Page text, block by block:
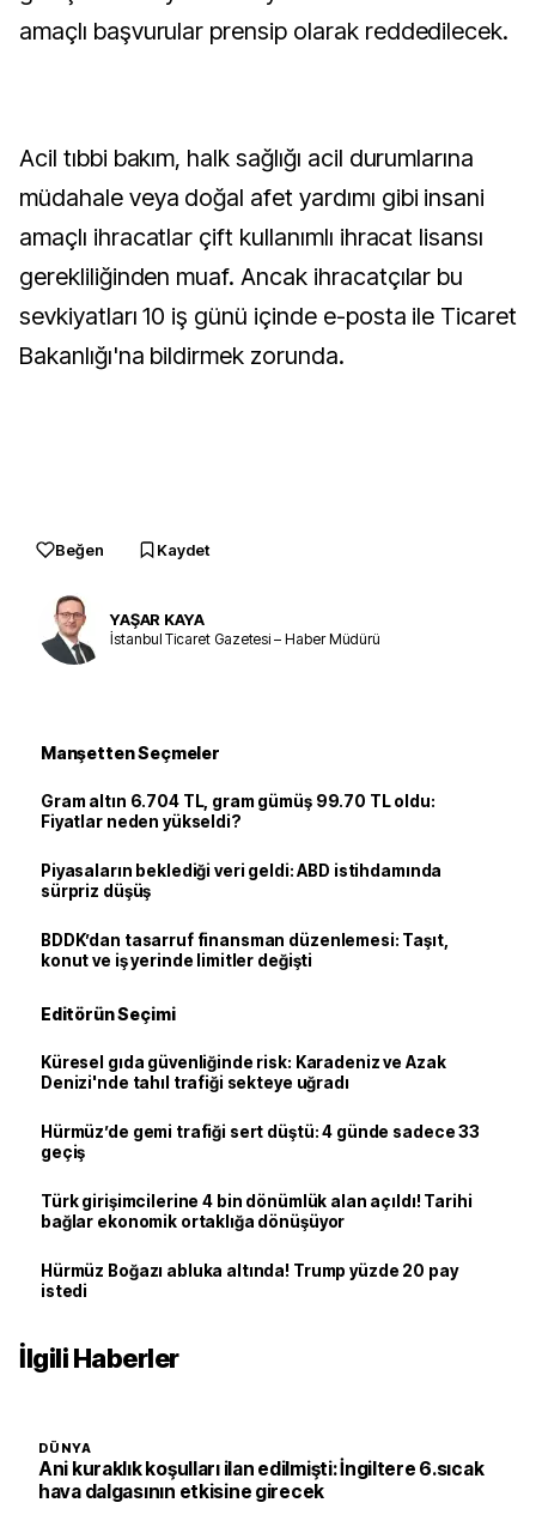
amaçlı başvurular prensip olarak reddedilecek.
Acil tıbbi bakım, halk sağlığı acil durumlarına
müdahale veya doğal afet yardımı gibi insani
amaçlı ihracatlar çift kullanımlı ihracat lisansı
gerekliliğinden muaf. Ancak ihracatçılar bu
sevkiyatları 10 iş günü içinde e-posta ile Ticaret
Bakanlığı'na bildirmek zorunda.
Beğen Kaydet
YAŞAR KAYA
İstanbul Ticaret Gazetesi – Haber Müdürü
Manşetten Seçmeler
Gram altın 6.704 TL, gram gümüş 99.70 TL oldu:
Fiyatlar neden yükseldi?
Piyasaların beklediği veri geldi: ABD istihdamında
sürpriz düşüş
BDDK’dan tasarruf finansman düzenlemesi: Taşıt,
konut ve iş yerinde limitler değişti
Editörün Seçimi
Küresel gıda güvenliğinde risk: Karadeniz ve Azak
Denizi'nde tahıl trafiği sekteye uğradı
Hürmüz’de gemi trafiği sert düştü: 4 günde sadece 33
geçiş
Türk girişimcilerine 4 bin dönümlük alan açıldı! Tarihi
bağlar ekonomik ortaklığa dönüşüyor
Hürmüz Boğazı abluka altında! Trump yüzde 20 pay
istedi
İlgili Haberler
DÜNYA
Ani kuraklık koşulları ilan edilmişti: İngiltere 6.sıcak
hava dalgasının etkisine girecek